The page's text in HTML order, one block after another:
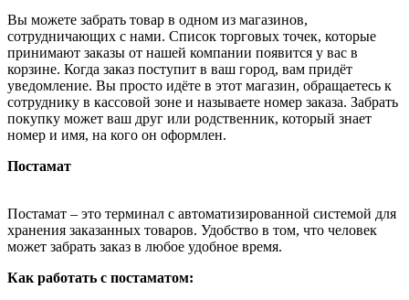
Вы можете забрать товар в одном из магазинов,
сотрудничающих с нами. Список торговых точек, которые
принимают заказы от нашей компании появится у вас в
корзине. Когда заказ поступит в ваш город, вам придёт
уведомление. Вы просто идёте в этот магазин, обращаетесь к
сотруднику в кассовой зоне и называете номер заказа. Забрать
покупку может ваш друг или родственник, который знает
номер и имя, на кого он оформлен.
Постамат
Постамат – это терминал с автоматизированной системой для
хранения заказанных товаров. Удобство в том, что человек
может забрать заказ в любое удобное время.
Как работать с постаматом: